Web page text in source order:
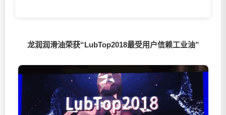
龙润润滑油荣获“LubTop2018最受用户信赖工业油”